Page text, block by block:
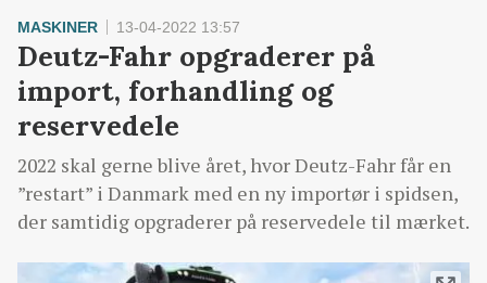
MASKINER 13-04-2022 13:57
Deutz-Fahr opgraderer på
import, forhandling og
reservedele
2022 skal gerne blive året, hvor Deutz-Fahr får en
”restart” i Danmark med en ny importør i spidsen,
der samtidig opgraderer på reservedele til mærket.